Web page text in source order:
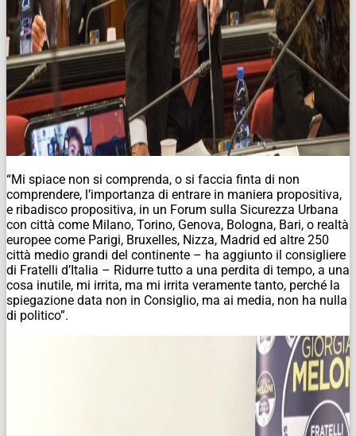
“Mi spiace non si comprenda, o si faccia finta di non
comprendere, l’importanza di entrare in maniera propositiva,
e ribadisco propositiva, in un Forum sulla Sicurezza Urbana
con città come Milano, Torino, Genova, Bologna, Bari, o realtà
europee come Parigi, Bruxelles, Nizza, Madrid ed altre 250
città medio grandi del continente – ha aggiunto il consigliere
di Fratelli d’Italia – Ridurre tutto a una perdita di tempo, a una
cosa inutile, mi irrita, ma mi irrita veramente tanto, perché la
spiegazione data non in Consiglio, ma ai media, non ha nulla
di politico”.